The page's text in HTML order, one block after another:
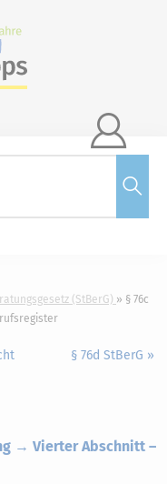

(StBerG)
§ 76c
§ 76d StBerG »
→ Vierter Abschnitt –